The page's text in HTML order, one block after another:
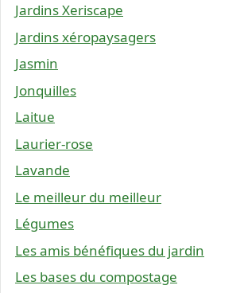
Jardins Xeriscape
Jardins xéropaysagers
Jasmin
Jonquilles
Laitue
Laurier-rose
Lavande
Le meilleur du meilleur
Légumes
Les amis bénéfiques du jardin
Les bases du compostage